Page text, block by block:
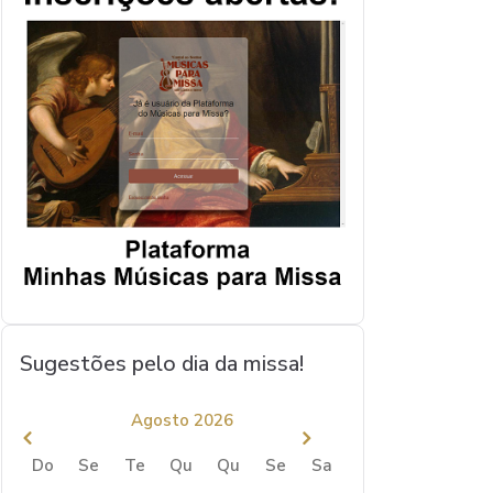
Sugestões pelo dia da missa!
Agosto 2026
Do Se Te Qu Qu Se
Sa